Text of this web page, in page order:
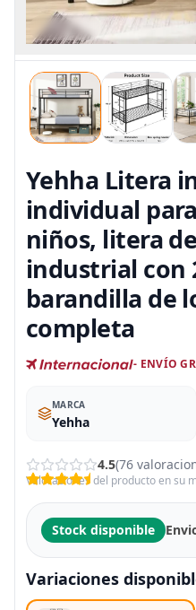
Yehha Litera
individual
niños, litera
industrial con
barandilla de
completa
- ENVÍO
MARCA
Yehha
4.5(76
Valoraciones del producto en su
Stock disponible
Variaciones